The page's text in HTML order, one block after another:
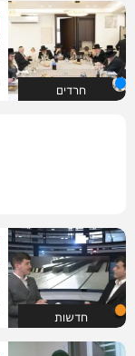
חרדים
חדשות